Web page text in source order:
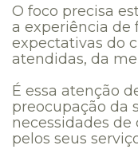
O foco precisa
a experiência de
expectativas do
atendidas, da
É essa atenção
preocupação da
necessidades de
pelos seus